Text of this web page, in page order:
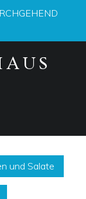
und Salate